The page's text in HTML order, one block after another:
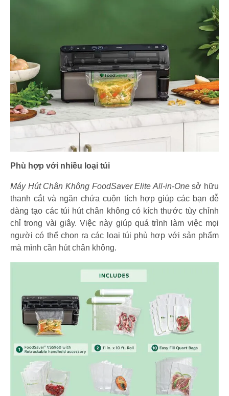
Phù hợp với nhiều loại túi
Máy Hút Chân Không FoodSaver Elite All-in-Onesở hữu
thanh cắt và ngăn chứa cuộn tích hợp giúp các bạn dễ
dàng tạo các túi hút chân không có kích thước tùy chỉnh
chỉ trong vài giây. Việc này giúp quá trình làm việc mọi
người có thể chọn ra các loại túi phù hợp với sản phẩm
mà mình cần hút chân không.